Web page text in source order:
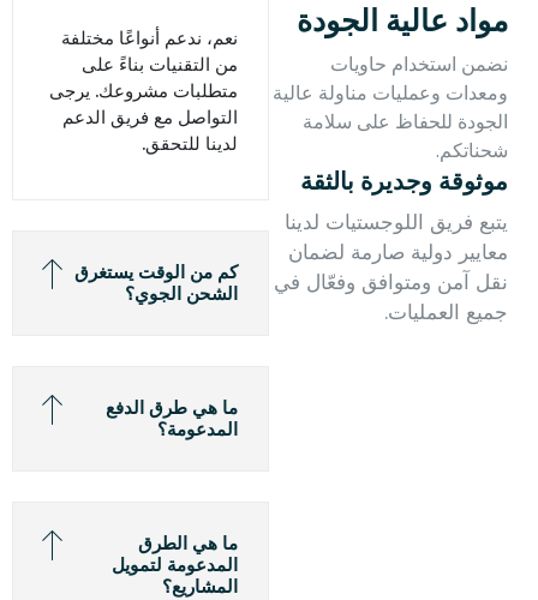
مواد عالية الجودة
نضمن استخدام حاويات
ومعدات وعمليات مناولة عالية
الجودة للحفاظ على سلامة
شحناتكم.
موثوقة وجديرة بالثقة
يتبع فريق اللوجستيات لدينا
معايير دولية صارمة لضمان
نقل آمن ومتوافق وفعّال في
جميع العمليات.
نعم، ندعم أنواعًا مختلفة
من التقنيات بناءً على
متطلبات مشروعك. يرجى
التواصل مع فريق الدعم
لدينا للتحقق.
كم من الوقت يستغرق
الشحن الجوي؟
ما هي طرق الدفع
المدعومة؟
ما هي الطرق
المدعومة لتمويل
المشاريع؟